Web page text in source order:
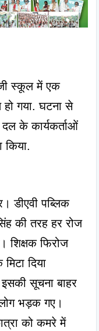
स्कूल में एक
हो गया. घटना से
के कार्यकर्ताओं
डीएवी पब्लिक
की तरह हर रोज
फिरोज
दिया
सूचना बाहर
भड़क गए।
को कमरे में